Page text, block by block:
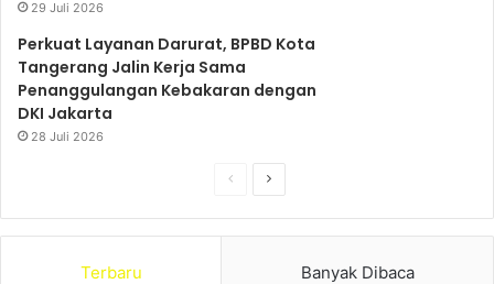
29 Juli 2026
Perkuat Layanan Darurat, BPBD Kota
Tangerang Jalin Kerja Sama
Penanggulangan Kebakaran dengan
DKI Jakarta
28 Juli 2026
b
l
Terbaru Banyak Dibaca